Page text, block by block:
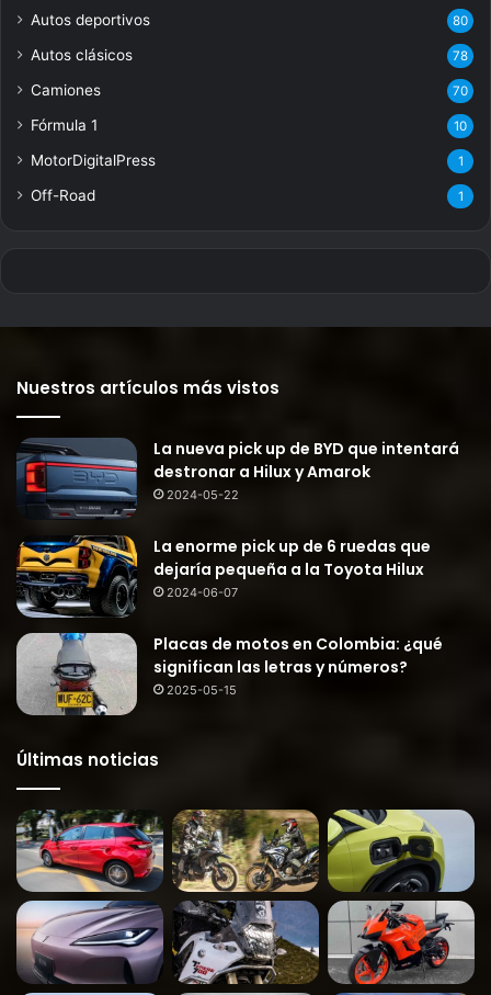
Autos deportivos 80
Autos clásicos 78
Camiones 70
Fórmula 1 10
MotorDigitalPress 1
Off-Road 1
Nuestros artículos más vistos
La nueva pick up de BYD que intentará
destronar a Hilux y Amarok
2024-05-22
La enorme pick up de 6 ruedas que
dejaría pequeña a la Toyota Hilux
2024-06-07
Placas de motos en Colombia: ¿qué
significan las letras y números?
2025-05-15
Últimas noticias